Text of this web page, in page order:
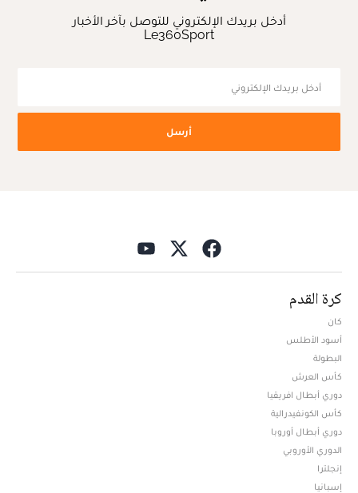
أدخل بريدك الإلكتروني للتوصل بآخر الأخبار
Le360Sport
أرسل
كرة القدم
كان
أسود الأطلس
البطولة
كأس العرش
دوري أبطال افريقيا
كأس الكونفيدرالية
دوري أبطال أوروبا
الدوري الأوروبي
إنجلترا
إسبانيا